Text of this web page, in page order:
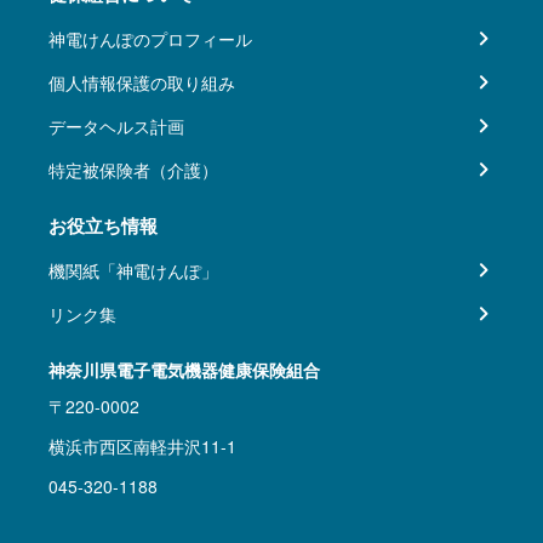
神電けんぽのプロフィール
個人情報保護の取り組み
データヘルス計画
特定被保険者（介護）
お役立ち情報
機関紙「神電けんぽ」
リンク集
神奈川県電子電気機器健康保険組合
〒220-0002
横浜市西区南軽井沢11-1
045-320-1188